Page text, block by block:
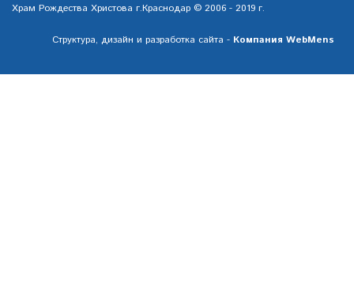
Храм Рождества Христова г.Краснодар © 2006 - 2019 г.
Структура, дизайн и разработка сайта - Компания WebMens